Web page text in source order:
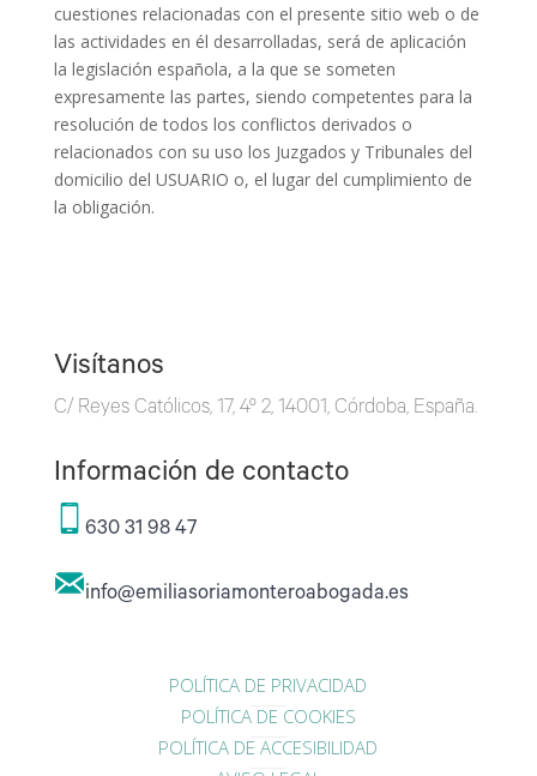
cuestiones relacionadas con el presente sitio web o de
las actividades en él desarrolladas, será de aplicación
la legislación española, a la que se someten
expresamente las partes, siendo competentes para la
resolución de todos los conflictos derivados o
relacionados con su uso los Juzgados y Tribunales del
domicilio del USUARIO o, el lugar del cumplimiento de
la obligación.
Visítanos
C/ Reyes Católicos, 17, 4º 2, 14001, Córdoba, España.
Información de contacto
630 31 98 47
info@emiliasoriamonteroabogada.es
POLÍTICA DE PRIVACIDAD
POLÍTICA DE COOKIES
POLÍTICA DE ACCESIBILIDAD